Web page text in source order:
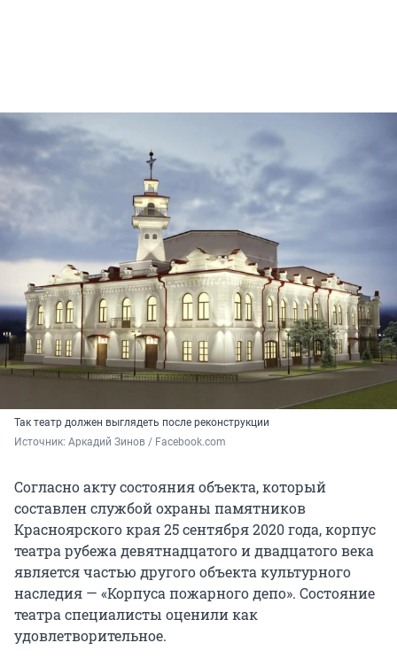
Так театр должен выглядеть после реконструкции
Источник: Аркадий Зинов / Facebook.com
Согласно акту состояния объекта, который
составлен службой охраны памятников
Красноярского края 25 сентября 2020 года, корпус
театра рубежа девятнадцатого и двадцатого века
является частью другого объекта культурного
наследия — «Корпуса пожарного депо». Состояние
театра специалисты оценили как
удовлетворительное.